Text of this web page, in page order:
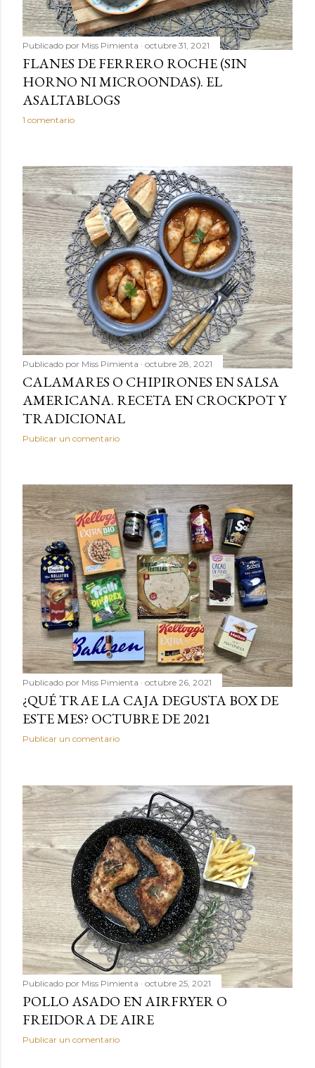
Publicado por Miss Pimienta octubre 31, 2021
FLANES DE FERRERO ROCHE (SIN
HORNO NI MICROONDAS). EL
ASALTABLOGS
1 comentario
Publicado por Miss Pimienta octubre 28, 2021
CALAMARES O CHIPIRONES EN SALSA
AMERICANA. RECETA EN CROCKPOT Y
TRADICIONAL
Publicar un comentario
Publicado por Miss Pimienta octubre 26, 2021
¿QUÉ TRAE LA CAJA DEGUSTA BOX DE
ESTE MES? OCTUBRE DE 2021
Publicar un comentario
Publicado por Miss Pimienta octubre 25, 2021
POLLO ASADO EN AIRFRYER O
FREIDORA DE AIRE
Publicar un comentario